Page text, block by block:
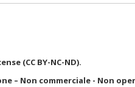
(CC BY-NC-ND).
Non commerciale - Non